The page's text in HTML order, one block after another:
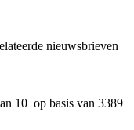
nieuwsbrieven
10 op basis van 3389